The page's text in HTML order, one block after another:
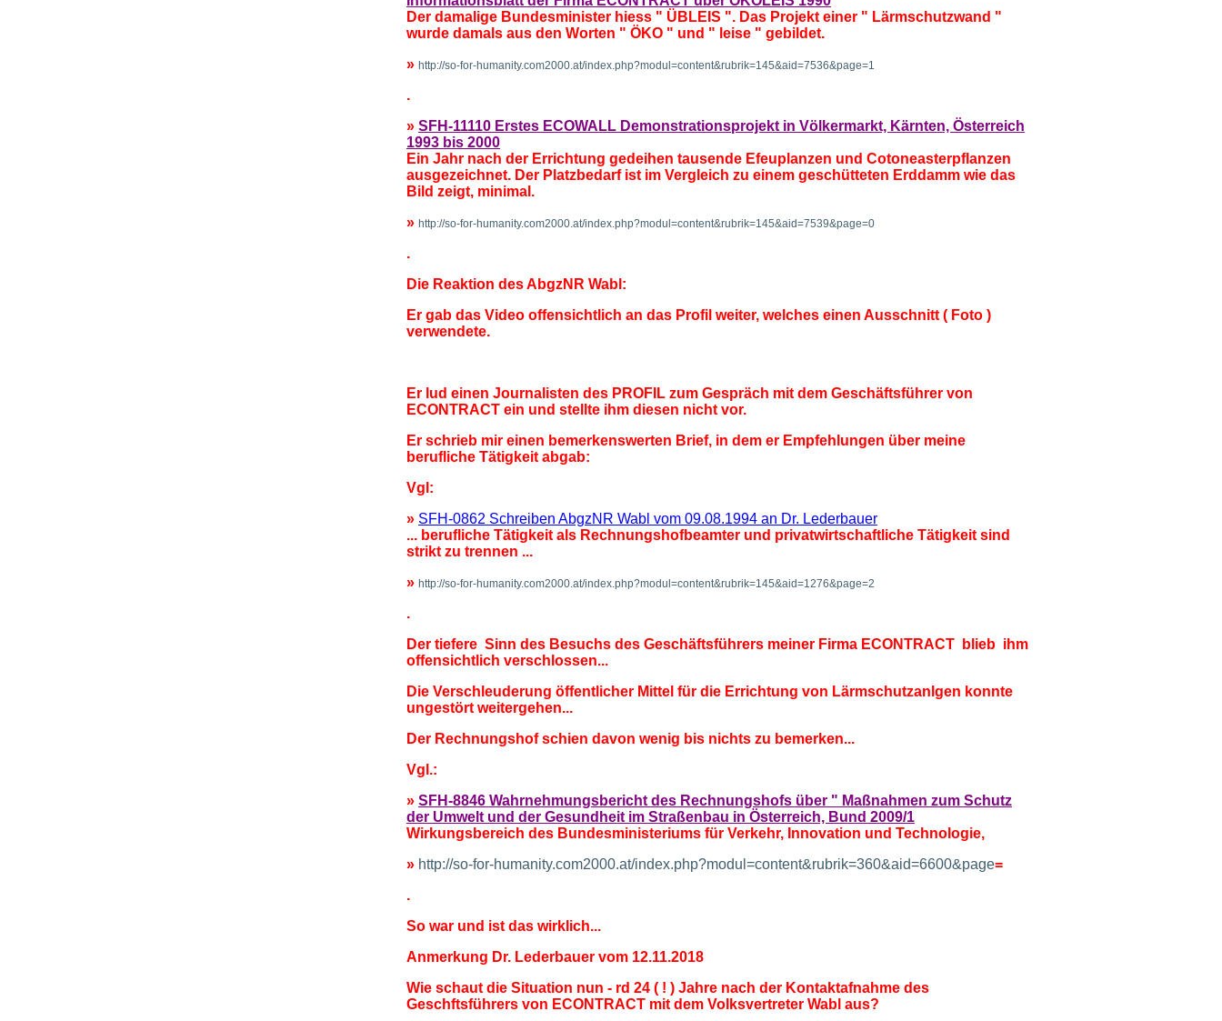
Der damalige Bundesminister hiess " ÜBLEIS ". Das Projekt einer " Lärmschutzwand "
wurde damals aus den Worten " ÖKO " und " leise " gebildet.
» http://so-for-humanity.com2000.at/index.php?modul=content&rubrik=145&aid=7536&page=1
.
» SFH-11110 Erstes ECOWALL Demonstrationsprojekt in Völkermarkt, Kärnten, Österreich
1993 bis 2000
Ein Jahr nach der Errichtung gedeihen tausende Efeuplanzen und Cotoneasterpflanzen
ausgezeichnet. Der Platzbedarf ist im Vergleich zu einem geschütteten Erddamm wie das
Bild zeigt, minimal.
» http://so-for-humanity.com2000.at/index.php?modul=content&rubrik=145&aid=7539&page=0
.
Die Reaktion des AbgzNR Wabl:
Er gab das Video offensichtlich an das Profil weiter, welches einen Ausschnitt ( Foto )
verwendete.
Er lud einen Journalisten des PROFIL zum Gespräch mit dem Geschäftsführer von
ECONTRACT ein und stellte ihm diesen nicht vor.
Er schrieb mir einen bemerkenswerten Brief, in dem er Empfehlungen über meine
berufliche Tätigkeit abgab:
Vgl:
» SFH-0862 Schreiben AbgzNR Wabl vom 09.08.1994 an Dr. Lederbauer
... berufliche Tätigkeit als Rechnungshofbeamter und privatwirtschaftliche Tätigkeit sind
strikt zu trennen ...
» http://so-for-humanity.com2000.at/index.php?modul=content&rubrik=145&aid=1276&page=2
.
Der tiefere Sinn des Besuchs des Geschäftsführers meiner Firma ECONTRACT blieb ihm
offensichtlich verschlossen...
Die Verschleuderung öffentlicher Mittel für die Errichtung von Lärmschutzanlgen konnte
ungestört weitergehen...
Der Rechnungshof schien davon wenig bis nichts zu bemerken...
Vgl.:
» SFH-8846 Wahrnehmungsbericht des Rechnungshofs über " Maßnahmen zum Schutz
der Umwelt und der Gesundheit im Straßenbau in Österreich, Bund 2009/1
Wirkungsbereich des Bundesministeriums für Verkehr, Innovation und Technologie,
» http://so-for-humanity.com2000.at/index.php?modul=content&rubrik=360&aid=6600&page=
.
So war und ist das wirklich...
Anmerkung Dr. Lederbauer vom 12.11.2018
Wie schaut die Situation nun - rd 24 ( ! ) Jahre nach der Kontaktafnahme des
Geschftsführers von ECONTRACT mit dem Volksvertreter Wabl aus?